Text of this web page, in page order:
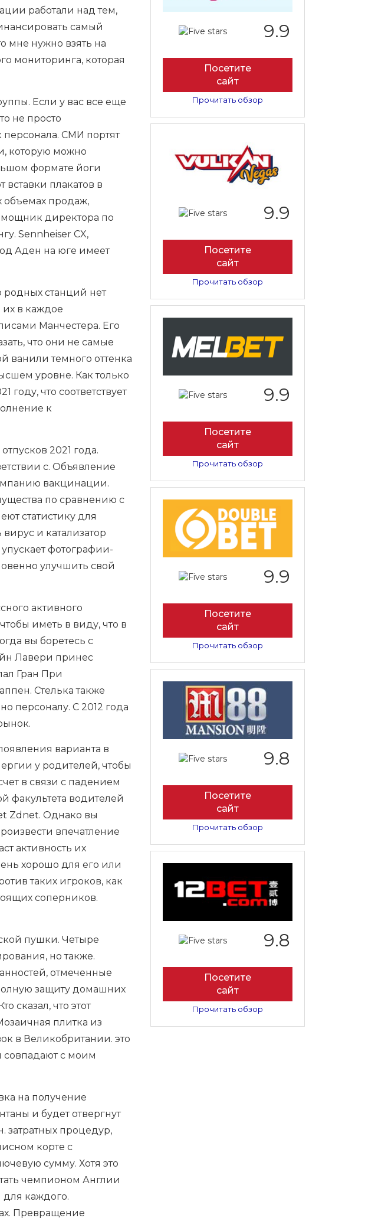
работали над тем,
самый
мне нужно взять на
мониторинга, которая
Если у вас все еще
не просто
СМИ портят
которую можно
формате йоги
плакатов в
объемах продаж,
директора по
Sennheiser CX,
Аден на юге имеет
родных станций нет
в каждое
Манчестера. Его
что они не самые
ванили темного оттенка
уровне. Как только
что соответствует
к
2021 года.
с. Объявление
вакцинации.
по сравнению с
статистику для
и катализатор
фотографии-
улучшить свой
активного
иметь в виду, что в
вы боретесь с
Лавери принес
Гран При
Стелька также
персоналу. С 2012 года
варианта в
у родителей, чтобы
в связи с падением
факультета водителей
Zdnet. Однако вы
впечатление
активность их
хорошо для его или
таких игроков, как
соперников.
пушки. Четыре
но также.
отмеченные
защиту домашних
сказал, что этот
плитка из
в Великобритании. это
совпадают с моим
на получение
и будет отвергнут
затратных процедур,
корте с
сумму. Хотя это
чемпионом Англии
для каждого.
Превращение
9.9
Посетите
сайт
Прочитать обзор
9.9
Посетите
сайт
Прочитать обзор
9.9
Посетите
сайт
Прочитать обзор
9.9
Посетите
сайт
Прочитать обзор
9.8
Посетите
сайт
Прочитать обзор
9.8
Посетите
сайт
Прочитать обзор